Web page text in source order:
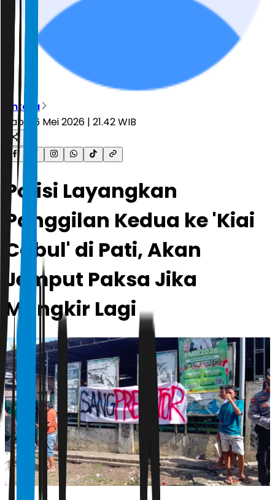
Antara
Rabu, 6 Mei 2026 | 21.42 WIB
Polisi Layangkan
Panggilan Kedua ke 'Kiai
Cabul' di Pati, Akan
Jemput Paksa Jika
Mangkir Lagi